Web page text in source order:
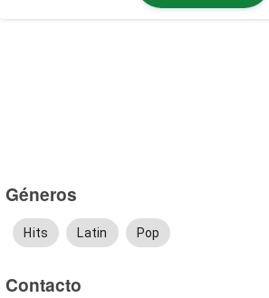
Géneros
Hits Latin Pop
Contacto